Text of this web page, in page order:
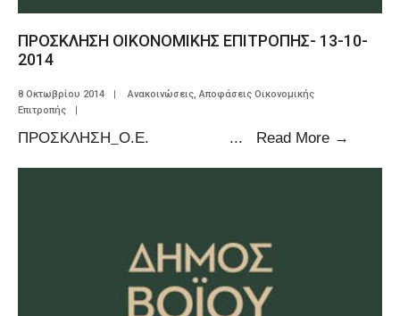
ΠΡΟΣΚΛΗΣΗ ΟΙΚΟΝΟΜΙΚΗΣ ΕΠΙΤΡΟΠΗΣ- 13-10-
2014
8 Οκτωβρίου 2014 | Ανακοινώσεις Αποφάσεις Οικονομικής
Επιτροπής
|
ΠΡΟΣΚΛΗΣΗ_Ο.Ε. ... Read More →